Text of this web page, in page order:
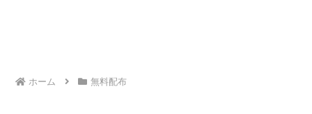
ホーム 無料配布